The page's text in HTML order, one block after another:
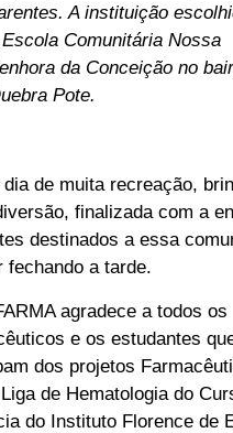
A instituição
Comunitária Nossa
da Conceição no
Pote.
dia de muita recreação,
finalizada com a
destinados a essa
fechando a tarde.
agradece a todos os
e os estudantes
dos projetos
de Hematologia do
do Instituto Florence de